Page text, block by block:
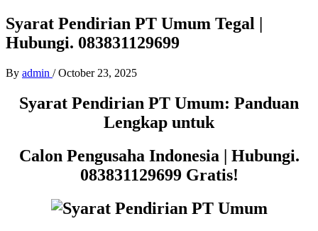
Syarat Pendirian PT Umum Tegal |
Hubungi. 083831129699
By admin /October 23, 2025
Syarat Pendirian PT Umum: Panduan
Lengkap untuk
Calon Pengusaha Indonesia | Hubungi.
083831129699 Gratis!